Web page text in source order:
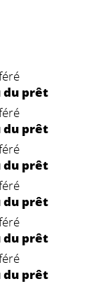
du prêt
du prêt
du prêt
du prêt
du prêt
du prêt